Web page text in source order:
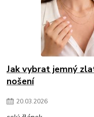
Jak vybrat jemný
nošení
20.03.2026